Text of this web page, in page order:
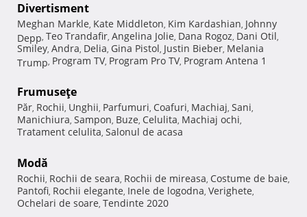
Divertisment
Meghan Markle, Kate Middleton, Kim Kardashian, Johnny
Depp, Teo Trandafir, Angelina Jolie, Dana Rogoz, Dani Otil,
Smiley, Andra, Delia, Gina Pistol, Justin Bieber, Melania
Trump, Program TV, Program Pro TV, Program Antena 1
Frumuseţe
Păr, Rochii, Unghii, Parfumuri, Coafuri, Machiaj, Sani,
Manichiura, Sampon, Buze, Celulita, Machiaj ochi,
Tratament celulita, Salonul de acasa
Modă
Rochii, Rochii de seara, Rochii de mireasa, Costume de baie,
Pantofi, Rochii elegante, Inele de logodna, Verighete,
Ochelari de soare, Tendinte 2020